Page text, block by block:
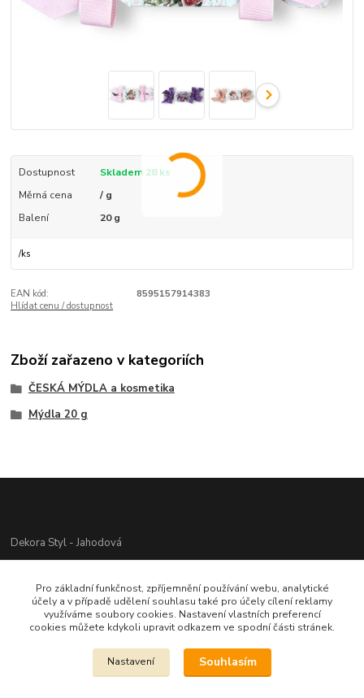
Dostupnost
Skladem 28 ks
Měrná cena
/ g
Balení
20 g
/ks
EAN kód:
8595157914383
Hlídat cenu / dostupnost
Zboží zařazeno v kategoriích
ČESKÁ MÝDLA a kosmetika
Mýdla 20 g
Dekora Styl - Jahodová
721312944
info@zbozi-darky.cz
Pro základní funkčnost, zpříjemnění používání webu, analytické
účely a v případě udělení souhlasu také pro účely cílení reklamy
využíváme soubory cookies. Nastavení vlastních preferencí
cookies můžete kdykoli upravit odkazem ve spodní části stránek.
Nastavení Souhlasím